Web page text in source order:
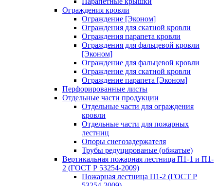
Ограждения кровли
Ограждение [Эконом]
Ограждения для скатной кровли
Ограждения парапета кровли
Ограждения для фальцевой кровли
[Эконом]
Ограждение для фальцевой кровли
Ограждение для скатной кровли
Ограждение парапета [Эконом]
Перфорированные листы
Отдельные части продукции
Отдельные части для ограждения
кровли
Отдельные части для пожарных
лестниц
Опоры снегозадержателя
Трубы редуцированые (обжатые)
Вертикальная пожарная лестница П1-1 и П1-
2 (ГОСТ Р 53254-2009)
Пожарная лестница П1-2 (ГОСТ Р